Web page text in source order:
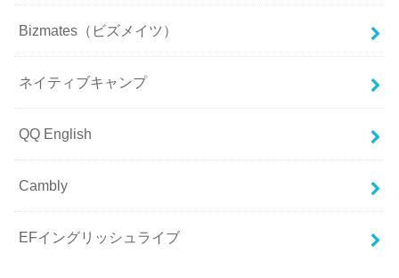
Bizmates（ビズメイツ）
ネイティブキャンプ
QQ English
Cambly
EFイングリッシュライブ